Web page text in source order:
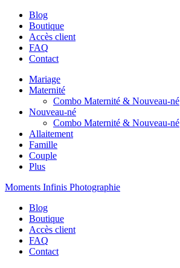
Blog
Boutique
Accès client
FAQ
Contact
Mariage
Maternité
Combo Maternité & Nouveau-né
Nouveau-né
Combo Maternité & Nouveau-né
Allaitement
Famille
Couple
Plus
Moments Infinis Photographie
Blog
Boutique
Accès client
FAQ
Contact